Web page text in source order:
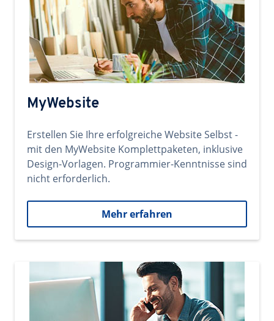
MyWebsite
Erstellen Sie Ihre erfolgreiche Website Selbst -
mit den MyWebsite Komplettpaketen, inklusive
Design-Vorlagen. Programmier-Kenntnisse sind
nicht erforderlich.
Mehr erfahren